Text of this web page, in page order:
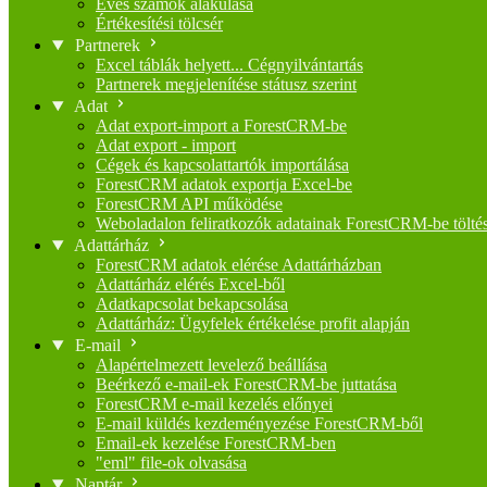
Éves számok alakulása
Értékesítési tölcsér
Partnerek
Excel táblák helyett... Cégnyilvántartás
Partnerek megjelenítése státusz szerint
Adat
Adat export-import a ForestCRM-be
Adat export - import
Cégek és kapcsolattartók importálása
ForestCRM adatok exportja Excel-be
ForestCRM API működése
Weboladalon feliratkozók adatainak ForestCRM-be
Adattárház
ForestCRM adatok elérése Adattárházban
Adattárház elérés Excel-ből
Adatkapcsolat bekapcsolása
Adattárház: Ügyfelek értékelése profit alapján
E-mail
Alapértelmezett levelező beállíása
Beérkező e-mail-ek ForestCRM-be juttatása
ForestCRM e-mail kezelés előnyei
E-mail küldés kezdeményezése ForestCRM-ből
Email-ek kezelése ForestCRM-ben
"eml" file-ok olvasása